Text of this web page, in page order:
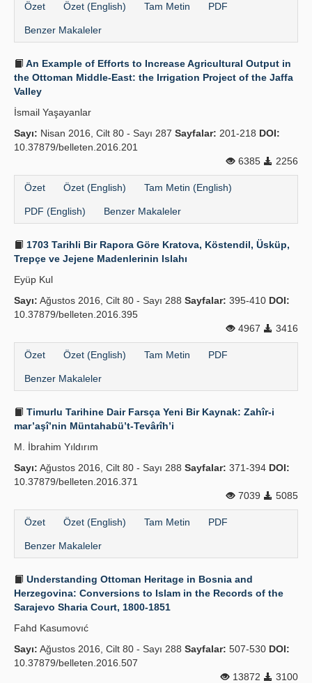
Özet Özet (English) Tam Metin PDF
Benzer Makaleler
An Example of Efforts to Increase Agricultural Output in
the Ottoman Middle-East: the Irrigation Project of the Jaffa
Valley
İsmail Yaşayanlar
Sayı: Nisan 2016, Cilt 80 - Sayı 287 Sayfalar: 201-218 DOI:
10.37879/belleten.2016.201
6385
2256
Özet Özet (English) Tam Metin (English)
PDF (English) Benzer Makaleler
1703 Tarihli Bir Rapora Göre Kratova, Köstendil, Üsküp,
Trepçe ve Jejene Madenlerinin Islahı
Eyüp Kul
Sayı: Ağustos 2016, Cilt 80 - Sayı 288 Sayfalar: 395-410 DOI:
10.37879/belleten.2016.395
4967
3416
Özet Özet (English) Tam Metin PDF
Benzer Makaleler
Timurlu Tarihine Dair Farsça Yeni Bir Kaynak: Zahîr-i
mar’aşî’nin Müntahabü’t-Tevârîh’i
M. İbrahim Yıldırım
Sayı: Ağustos 2016, Cilt 80 - Sayı 288 Sayfalar: 371-394 DOI:
10.37879/belleten.2016.371
7039
5085
Özet Özet (English) Tam Metin PDF
Benzer Makaleler
Understanding Ottoman Heritage in Bosnia and
Herzegovina: Conversions to Islam in the Records of the
Sarajevo Sharia Court, 1800-1851
Fahd Kasumovıć
Sayı: Ağustos 2016, Cilt 80 - Sayı 288 Sayfalar: 507-530 DOI:
10.37879/belleten.2016.507
13872
3100